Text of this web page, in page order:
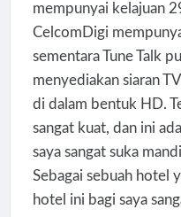
mempunyai kelajuan
CelcomDigi
sementara Tune Talk
menyediakan siaran
di dalam bentuk HD.
sangat kuat, dan ini
saya sangat suka
Sebagai sebuah hotel
hotel ini bagi saya